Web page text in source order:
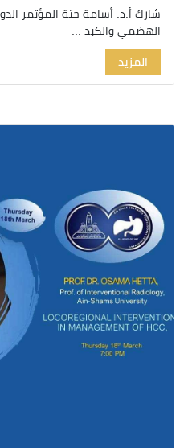
شارك أ.د. أسامة حتة المؤتمر
الهضمي والكبد ...
المزيد